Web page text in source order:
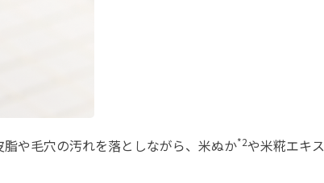
脂や毛穴の汚れを落としながら、米ぬか*2や米糀エキス